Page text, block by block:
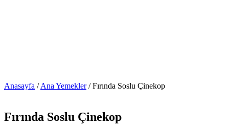
Anasayfa / Ana Yemekler / Fırında Soslu Çinekop
Fırında Soslu Çinekop